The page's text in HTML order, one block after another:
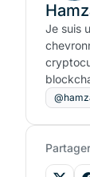
Je suis
Partager